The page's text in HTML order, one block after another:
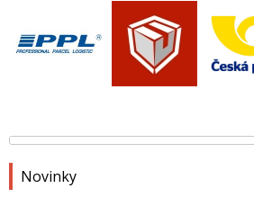
Novinky